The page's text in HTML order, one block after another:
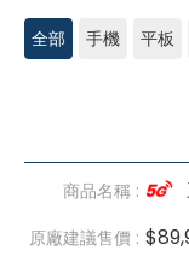
全部 手機 平板
商品名稱 :
原廠建議售價 :